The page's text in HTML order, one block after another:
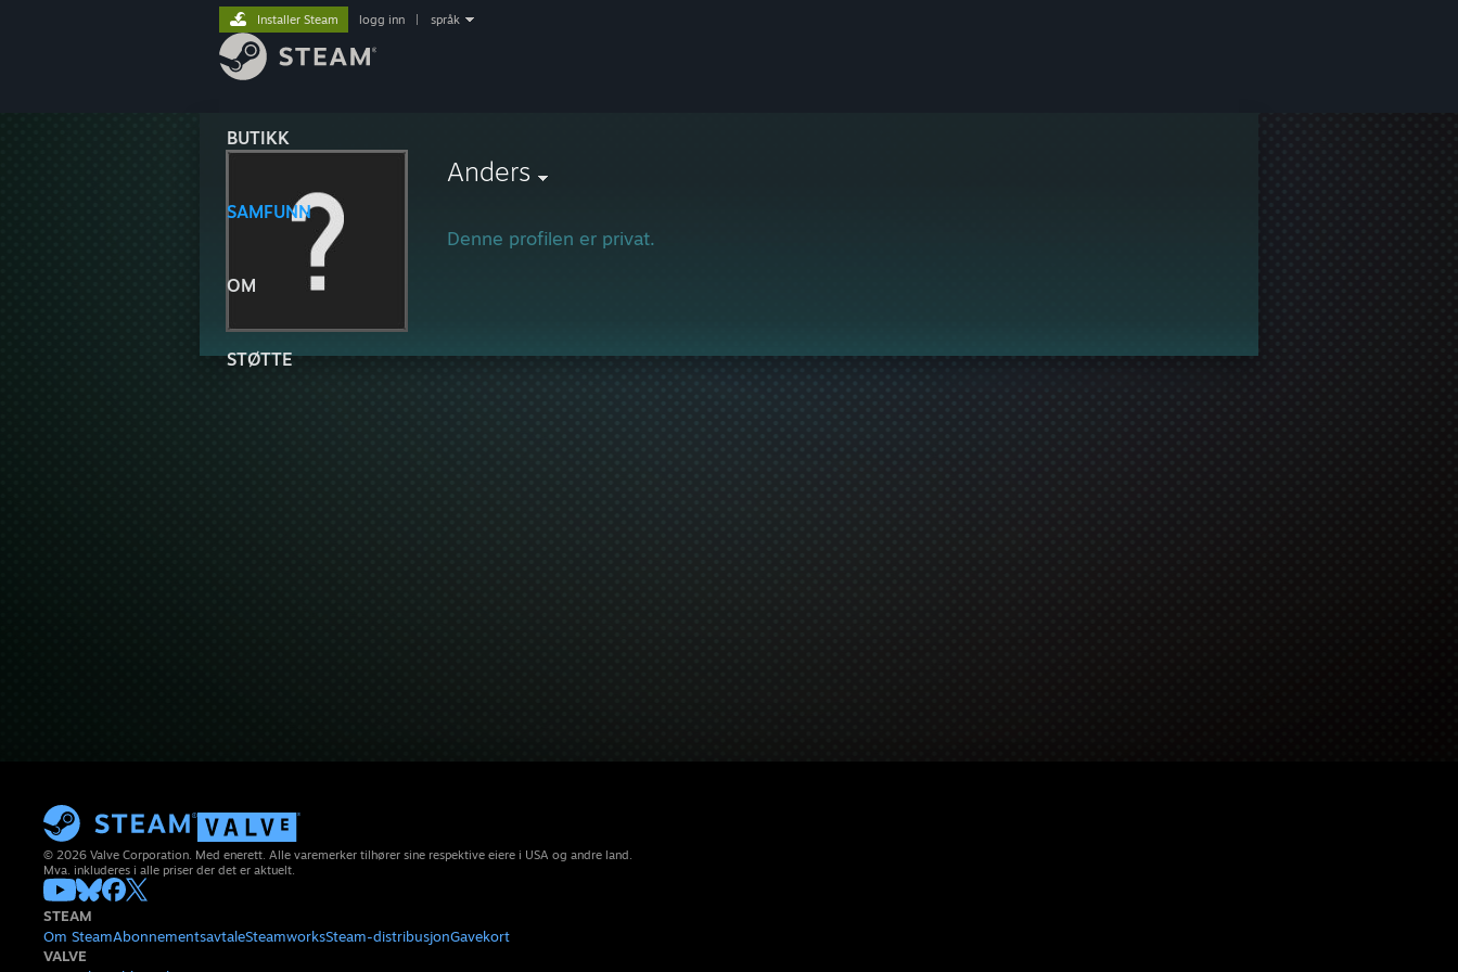
BUTIKK
SAMFUNN
OM
STØTTE
Installer Steam logg inn språk
Anders
Denne profilen er privat.
© 2026 Valve Corporation. Med enerett. Alle varemerker tilhører sine respektive eiere i USA og andre land.
Mva. inkluderes i alle priser der det er aktuelt.
STEAM
Om SteamAbonnementsavtaleSteamworksSteam-distribusjonGavekort
VALVE